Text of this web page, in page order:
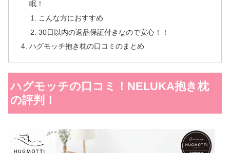
眠！
こんな方におすすめ
30日以内の返品保証付きなので安心！！
ハグモッチ抱き枕の口コミのまとめ
ハグモッチの口コミ！NELUKA抱き枕
の評判！